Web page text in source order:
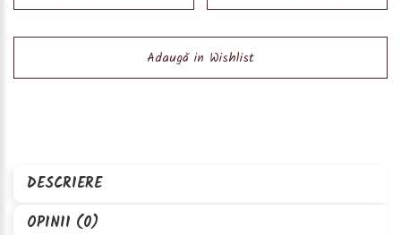
Adaugă in Wishlist
DESCRIERE
OPINII (0)